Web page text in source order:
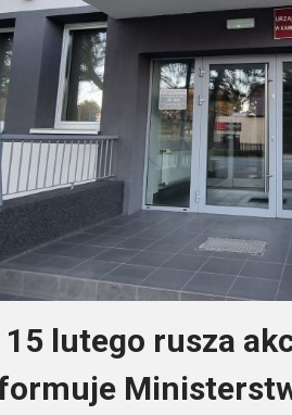
lutego rusza